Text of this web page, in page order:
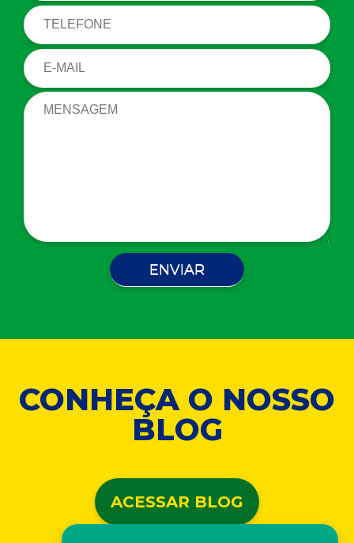
CONHEÇA O NOSSO
BLOG
ACESSAR BLOG